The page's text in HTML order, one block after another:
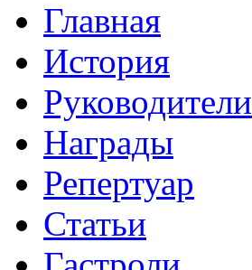
Главная
История
Руководители
Награды
Репертуар
Статьи